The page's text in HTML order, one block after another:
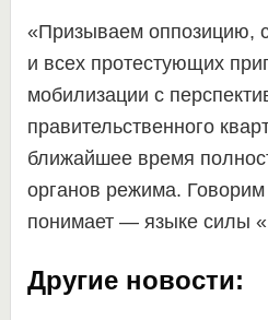
«Призываем оппозицию,
и всех протестующих
мобилизации с
правительственного
ближайшее время
органов режима.
понимает — языке силы
Другие новости: